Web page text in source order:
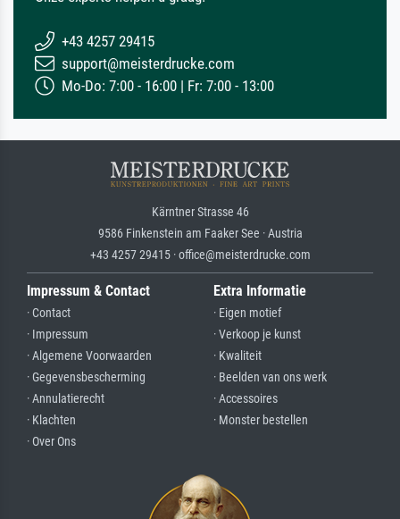
+43 4257 29415
support@meisterdrucke.com
Mo-Do: 7:00 - 16:00 | Fr: 7:00 - 13:00
Kärntner Strasse 46
9586 Finkenstein am Faaker See · Austria
+43 4257 29415 · office@meisterdrucke.com
Impressum & Contact
· Contact
· Impressum
· Algemene Voorwaarden
· Gegevensbescherming
· Annulatierecht
· Klachten
· Over Ons
Extra Informatie
· Eigen motief
· Verkoop je kunst
· Kwaliteit
· Beelden van ons werk
· Accessoires
· Monster bestellen